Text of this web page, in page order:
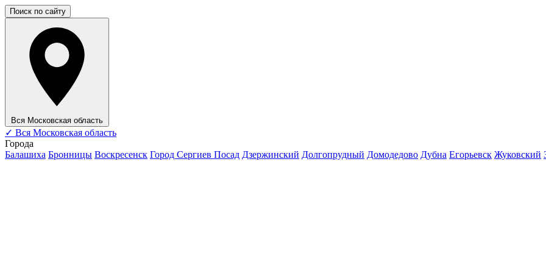
Поиск по сайту
Вся Московская область
✓ Вся Московская область
Города
Балашиха Бронницы Воскресенск Город Сергиев Посад Дзержинский Долгопрудный Домодедово Дубна Егорьевск Жуковский